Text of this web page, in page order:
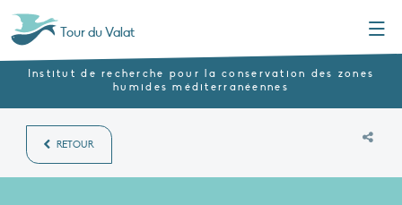
Tour du Valat
Institut de recherche pour la conservation des zones
humides méditerranéennes
RETOUR